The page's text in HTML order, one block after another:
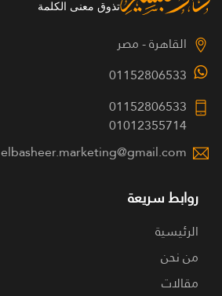
القاهرة - مصر
01152806533
01152806533
01012355714
elbasheer.marketing@gmail.com
روابط سريعة
الرئيسية
من نحن
مقالات